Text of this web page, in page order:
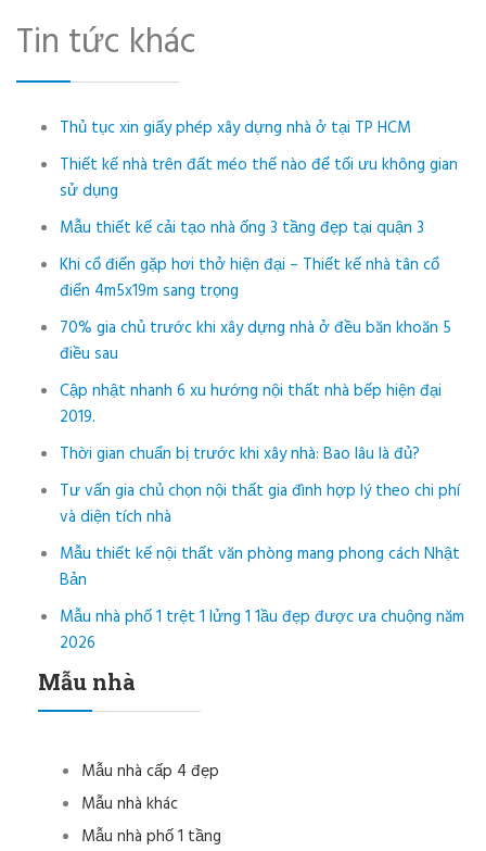
Tin tức khác
Thủ tục xin giấy phép xây dựng nhà ở tại TP HCM
Thiết kế nhà trên đất méo thế nào để tối ưu không gian
sử dụng
Mẫu thiết kế cải tạo nhà ống 3 tầng đẹp tại quận 3
Khi cổ điển gặp hơi thở hiện đại – Thiết kế nhà tân cổ
điển 4m5x19m sang trọng
70% gia chủ trước khi xây dựng nhà ở đều băn khoăn 5
điều sau
Cập nhật nhanh 6 xu hướng nội thất nhà bếp hiện đại
2019.
Thời gian chuẩn bị trước khi xây nhà: Bao lâu là đủ?
Tư vấn gia chủ chọn nội thất gia đình hợp lý theo chi phí
và diện tích nhà
Mẫu thiết kế nội thất văn phòng mang phong cách Nhật
Bản
Mẫu nhà phố 1 trệt 1 lửng 1 1ầu đẹp được ưa chuộng năm
2026
Mẫu nhà
Mẫu nhà cấp 4 đẹp
Mẫu nhà khác
Mẫu nhà phố 1 tầng